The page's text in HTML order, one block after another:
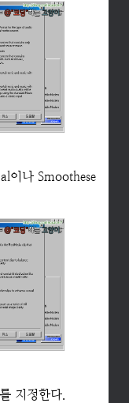
이나 Smoothese
지정한다.